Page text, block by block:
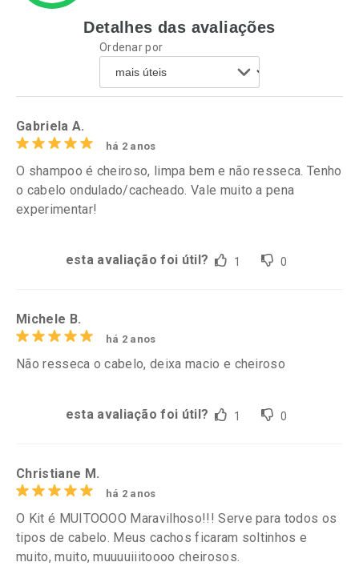
Ativar Desconto
Comprar sem Desconto
Por R$ 30,61/cada
Comprar sem Desconto
Ativar Desconto
Comprar sem Desconto
Por R$ 61,55/cada
Por R$ 61,55/cada
Detalhes das avaliações
Ordenar por
Gabriela A.
há 2 anos
O shampoo é cheiroso, limpa bem e não resseca. Tenho
o cabelo ondulado/cacheado. Vale muito a pena
experimentar!
esta avaliação foi útil? 1 0
Michele B.
há 2 anos
Não resseca o cabelo, deixa macio e cheiroso
esta avaliação foi útil? 1 0
Christiane M.
há 2 anos
O Kit é MUITOOOO Maravilhoso!!! Serve para todos os
tipos de cabelo. Meus cachos ficaram soltinhos e
muito, muito, muuuuiiitoooo cheirosos.